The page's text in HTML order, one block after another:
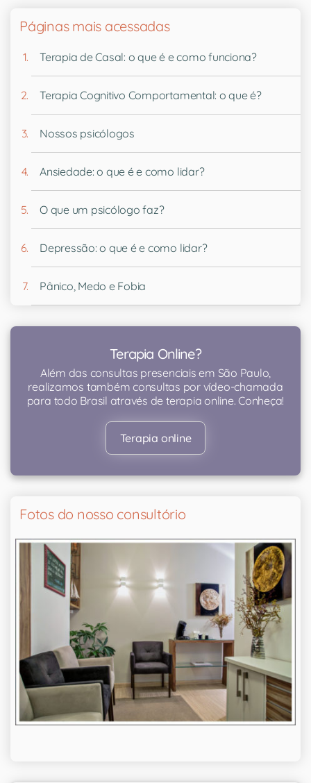
Páginas mais acessadas
Terapia de Casal: o que é e como funciona?
Terapia Cognitivo Comportamental: o que é?
Nossos psicólogos
Ansiedade: o que é e como lidar?
O que um psicólogo faz?
Depressão: o que é e como lidar?
Pânico, Medo e Fobia
Terapia Online?
Além das consultas presenciais em São Paulo,
realizamos também consultas por vídeo-chamada
para todo Brasil através de terapia online. Conheça!
Terapia online
Fotos do nosso consultório